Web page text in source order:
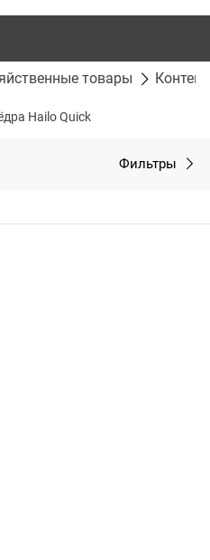
товары
Hailo Quick
Фильтры